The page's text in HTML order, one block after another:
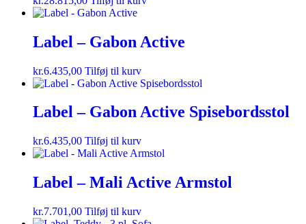
Label – Gabon Active
kr.6.435,00 Tilføj til kurv
Label – Gabon Active Spisebordsstol
kr.6.435,00 Tilføj til kurv
Label – Mali Active Armstol
kr.7.701,00 Tilføj til kurv